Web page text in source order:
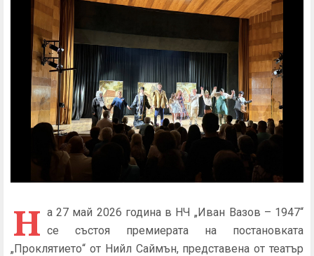
Н а 27 май 2026 година в НЧ „Иван Вазов – 1947“
се състоя премиерата на постановката
„Проклятието“ от Нийл Саймън, представена от театър